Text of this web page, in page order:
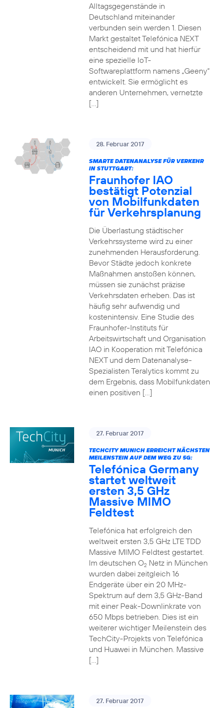
Alltagsgegenstände in
Deutschland miteinander
verbunden sein werden 1. Diesen
Markt gestaltet Telefónica NEXT
entscheidend mit und hat hierfür
eine spezielle IoT-
Softwareplattform namens „Geeny“
entwickelt. Sie ermöglicht es
anderen Unternehmen, vernetzte
[…]
28. Februar 2017
SMARTE DATENANALYSE FÜR VERKEHR
IN STUTTGART:
Fraunhofer IAO
bestätigt Potenzial
von Mobilfunkdaten
für Verkehrsplanung
Die Überlastung städtischer
Verkehrssysteme wird zu einer
zunehmenden Herausforderung.
Bevor Städte jedoch konkrete
Maßnahmen anstoßen können,
müssen sie zunächst präzise
Verkehrsdaten erheben. Das ist
häufig sehr aufwendig und
kostenintensiv. Eine Studie des
Fraunhofer-Instituts für
Arbeitswirtschaft und Organisation
IAO in Kooperation mit Telefónica
NEXT und dem Datenanalyse-
Spezialisten Teralytics kommt zu
dem Ergebnis, dass Mobilfunkdaten
einen positiven […]
27. Februar 2017
TECHCITY MUNICH ERREICHT NÄCHSTEN
MEILENSTEIN AUF DEM WEG ZU 5G:
Telefónica Germany
startet weltweit
ersten 3,5 GHz
Massive MIMO
Feldtest
Telefónica hat erfolgreich den
weltweit ersten 3,5 GHz LTE TDD
Massive MIMO Feldtest gestartet.
Im deutschen O2Netz in München
wurden dabei zeitgleich 16
Endgeräte über ein 20 MHz-
Spektrum auf dem 3,5 GHz-Band
mit einer Peak-Downlinkrate von
650 Mbps betrieben. Dies ist ein
weiterer wichtiger Meilenstein des
TechCity-Projekts von Telefónica
und Huawei in München. Massive
[…]
27. Februar 2017